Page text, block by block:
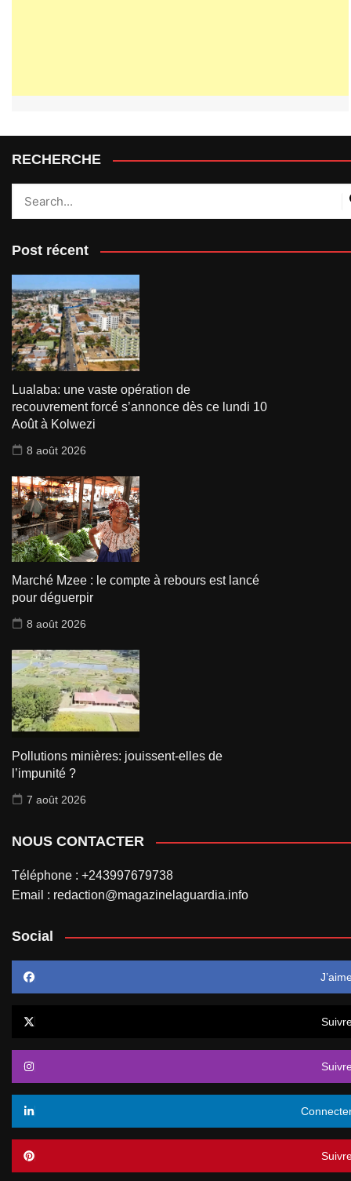
RECHERCHE
Post récent
Lualaba: une vaste opération de
recouvrement forcé s’annonce dès ce lundi 10
Août à Kolwezi
8 août 2026
Marché Mzee : le compte à rebours est lancé
pour déguerpir
8 août 2026
Pollutions minières: jouissent-elles de
l’impunité ?
7 août 2026
NOUS CONTACTER
Téléphone : +243997679738
Email : redaction@magazinelaguardia.info
Social